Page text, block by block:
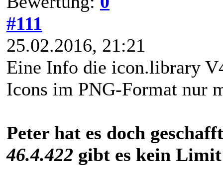
#111
25.02.2016, 21:21
Eine Info die icon.library
Icons im PNG-Format nur
Peter hat es doch
46.4.422 gibt es kein